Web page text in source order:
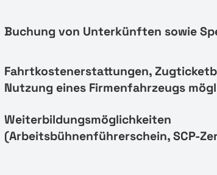
Buchung von Unterkünften sowie
Fahrtkostenerstattungen,
Nutzung eines Firmenfahrzeugs
Weiterbildungsmöglichkeiten
(Arbeitsbühnenführerschein, SCP-